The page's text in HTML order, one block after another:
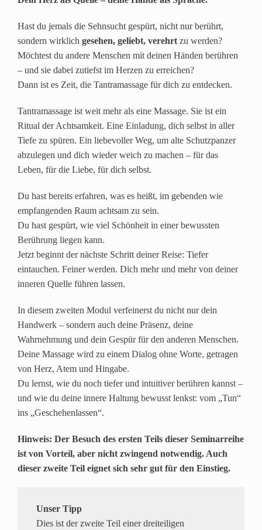
Hast du jemals die Sehnsucht gespürt, nicht nur berührt,
sondern wirklich gesehen, geliebt, verehrt zu werden?
Möchtest du andere Menschen mit deinen Händen berühren
– und sie dabei zutiefst im Herzen zu erreichen?
Dann ist es Zeit, die Tantramassage für dich zu entdecken.
Tantramassage ist weit mehr als eine Massage. Sie ist ein
Ritual der Achtsamkeit. Eine Einladung, dich selbst in aller
Tiefe zu spüren. Ein liebevoller Weg, um alte Schutzpanzer
abzulegen und dich wieder weich zu machen – für das
Leben, für die Liebe, für dich selbst.
Du hast bereits erfahren, was es heißt, im gebenden wie
empfangenden Raum achtsam zu sein.
Du hast gespürt, wie viel Schönheit in einer bewussten
Berührung liegen kann.
Jetzt beginnt der nächste Schritt deiner Reise: Tiefer
eintauchen. Feiner werden. Dich mehr und mehr von deiner
inneren Quelle führen lassen.
In diesem zweiten Modul verfeinerst du nicht nur dein
Handwerk – sondern auch deine Präsenz, deine
Wahrnehmung und dein Gespür für den anderen Menschen.
Deine Massage wird zu einem Dialog ohne Worte, getragen
von Herz, Atem und Hingabe.
Du lernst, wie du noch tiefer und intuitiver berühren kannst –
und wie du deine innere Haltung bewusst lenkst: vom „Tun“
ins „Geschehenlassen“.
Hinweis: Der Besuch des ersten Teils dieser Seminarreihe
ist von Vorteil, aber nicht zwingend notwendig. Auch
dieser zweite Teil eignet sich sehr gut für den Einstieg.
Unser Tipp
Dies ist der zweite Teil einer dreiteiligen